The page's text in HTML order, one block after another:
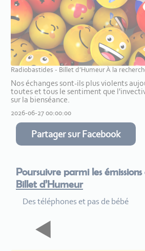
Radiobastides - Billet d’Humeur À la
Nos échanges sont-ils plus violents
toutes et tous le sentiment que
sur la bienséance.
2026-06-27 00:00:00
Partager sur Facebook
Poursuivre parmi les
Billet d’Humeur
Des téléphones et pas de bébé